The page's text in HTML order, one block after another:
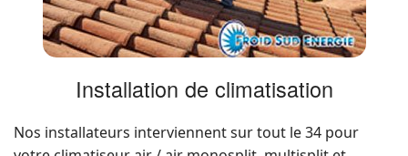
Installation de climatisation
Nos installateurs interviennent sur tout le 34 pour